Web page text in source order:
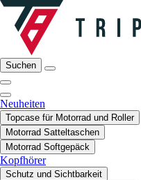
Suchen
Neuheiten
Topcase für Motorrad und Roller
Motorrad Satteltaschen
Motorrad Softgepäck
Kopfhörer
Schutz und Sichtbarkeit